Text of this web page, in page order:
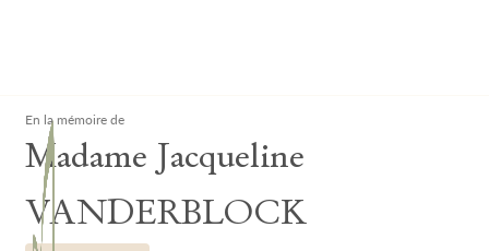
En la mémoire de
Madame Jacqueline
VANDERBLOCK